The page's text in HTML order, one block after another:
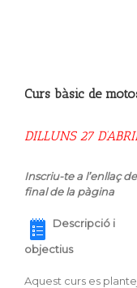
Curs bàsic de
DILLUNS 27
Inscriu-te a l’enllaç
final de la pàgina
Descripció i
objectius
Aquest curs es